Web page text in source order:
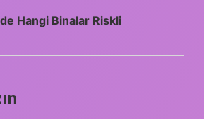
Hangi Binalar Riskli